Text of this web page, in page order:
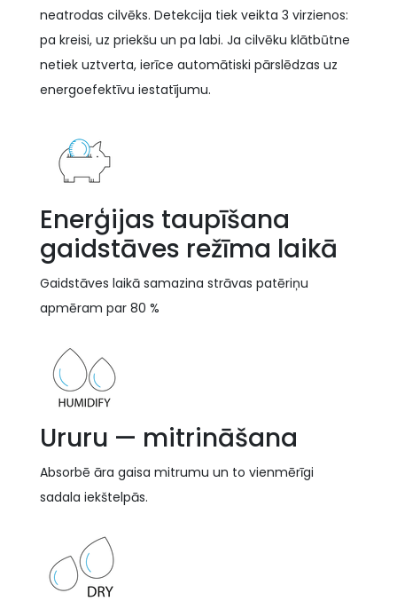
neatrodas cilvēks. Detekcija tiek veikta 3 virzienos:
pa kreisi, uz priekšu un pa labi. Ja cilvēku klātbūtne
netiek uztverta, ierīce automātiski pārslēdzas uz
energoefektīvu iestatījumu.
Enerģijas taupīšana
gaidstāves režīma laikā
Gaidstāves laikā samazina strāvas patēriņu
apmēram par 80 %
Ururu — mitrināšana
Absorbē āra gaisa mitrumu un to vienmērīgi
sadala iekštelpās.